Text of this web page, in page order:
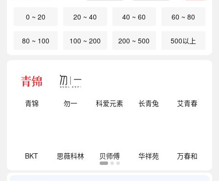
0 ~ 20 20 ~ 40 40 ~ 60 60 ~ 80
80 ~ 100 100 ~ 200 200 ~ 500 500以上
青锦 勿一 科爱元素 长青兔 艾青春
BKT 思薇科林 贝师傅 华祥苑 万春和